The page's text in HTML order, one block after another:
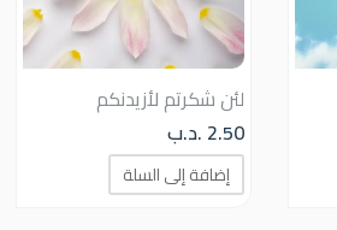
لئن شكرتم لأزيدنكم
2.50 .د.ب
إضافة إلى السلة